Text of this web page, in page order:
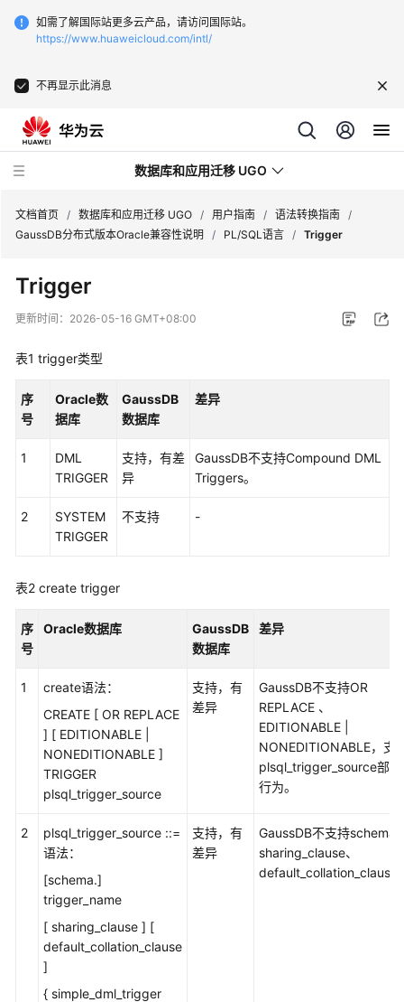
如需了解国际站更多云产品，请访问国际站。
https://www.huaweicloud.com/intl/
不再显示此消息
数据库和应用迁移 UGO
新
动
品
户
南
据
库
评
估
对
迁
移
SQL
语
句
文档首页 / 数据库和应用迁移 UGO / 用户指南 / 语法转换指南 /
GaussDB分布式版本Oracle兼容性说明
/ PL/SQL语言 / Trigger
Trigger
更新时间： 2026-05-16 GMT+08:00
表1 trigger类型
序
号
Oracle数
据库
GaussDB
数据库
差异
1
DML
TRIGGER
支持，有差
异
GaussDB不支持Compound DML
Triggers。
2
SYSTEM
TRIGGER
不支持 -
表2 create trigger
序
号
Oracle数据库
GaussDB
数据库
差异
1
create语法：
CREATE [ OR REPLACE
] [ EDITIONABLE |
NONEDITIONABLE ]
TRIGGER
plsql_trigger_source
支持，有
差异
GaussDB不支持OR
REPLACE 、
EDITIONABLE |
NONEDITIONABLE，支
plsql_trigger_source部分
行为。
2
plsql_trigger_source ::=
语法：
[schema.]
trigger_name
[ sharing_clause ] [
default_collation_clause
]
{ simple_dml_trigger
支持，有
差异
GaussDB不支持schema
sharing_clause、
default_collation_clause